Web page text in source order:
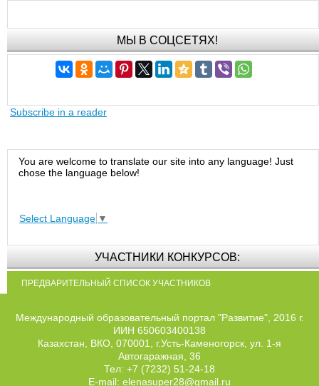
МЫ В СОЦСЕТЯХ!
Subscribe in a reader
You are welcome to translate our site into any language! Just
chose the language below!
Select Language ▼
УЧАСТНИКИ КОНКУРСОВ:
ПРЕДВАРИТЕЛЬНЫЙ СПИСОК УЧАСТНИКОВ
Международный образовательный портал "Развитие", 2016 г.
ИИН 650603400138
Казахстан, ВКО, 070001, г.Усть-Каменогорск, ул. 1-я
Автогаражная, 36
Тел: +7 (7232) 51-24-18
E-mail: elenasuper28@gmail.ru